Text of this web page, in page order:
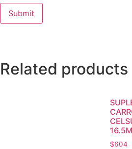
Related products
$604